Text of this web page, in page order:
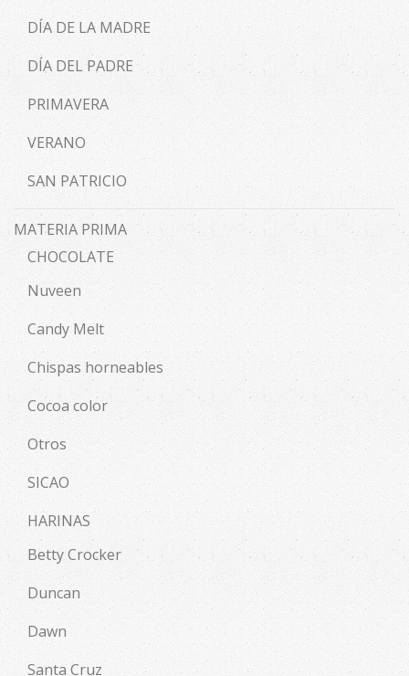
DÍA DE LA MADRE
DÍA DEL PADRE
PRIMAVERA
VERANO
SAN PATRICIO
MATERIA PRIMA
CHOCOLATE
Nuveen
Candy Melt
Chispas horneables
Cocoa color
Otros
SICAO
HARINAS
Betty Crocker
Duncan
Dawn
Santa Cruz